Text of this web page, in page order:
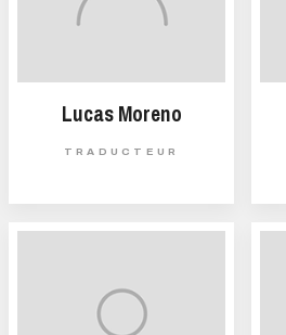
Lucas Moreno
TRADUCTEUR